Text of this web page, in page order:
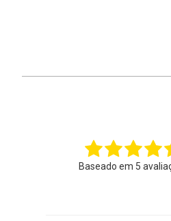
Baseado em 5